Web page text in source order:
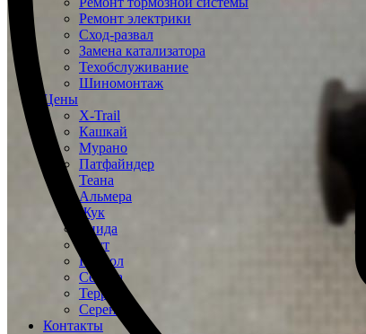
Ремонт электрики
Сход-развал
Замена катализатора
Техобслуживание
Шиномонтаж
Цены
X-Trail
Кашкай
Мурано
Патфайндер
Теана
Альмера
Жук
Тиида
Ноут
Патрол
Сентра
Террано
Серена
Контакты